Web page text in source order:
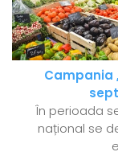
Campania
În perioada
național se